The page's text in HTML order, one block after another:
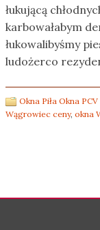
łukującą
karbowałabym
łukowalibyśmy
ludożerco
Okna Piła Okna
Wągrowiec ceny, okna